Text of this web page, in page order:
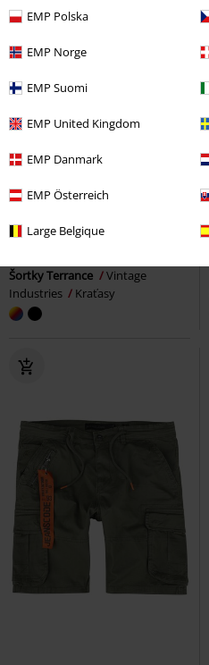
EMP Polska
EMP Norge
EMP Suomi
EMP United Kingdom
EMP Danmark
EMP Österreich
Large Belgique
Šortky Terrance
Vintage
Industries
Kraťasy